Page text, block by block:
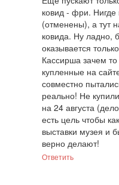
ковид - фри.
(отменены), а тут
ковида. Ну ладно,
оказывается
Кассирша зачем
купленные на
совместно
реально! Не
на 24 августа
есть цель чтобы
выставки музея и
верно делают!
Ответить